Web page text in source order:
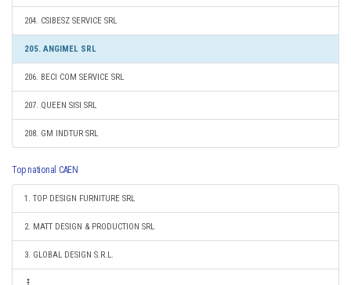
204. CSIBESZ SERVICE SRL
205. ANGIMEL SRL
206. BECI COM SERVICE SRL
207. QUEEN SISI SRL
208. GM INDTUR SRL
Top national CAEN
1. TOP DESIGN FURNITURE SRL
2. MATT DESIGN & PRODUCTION SRL
3. GLOBAL DESIGN S.R.L.